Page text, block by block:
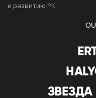
и развитию РК